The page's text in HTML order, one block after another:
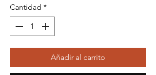
Cantidad *
Añadir al carrito